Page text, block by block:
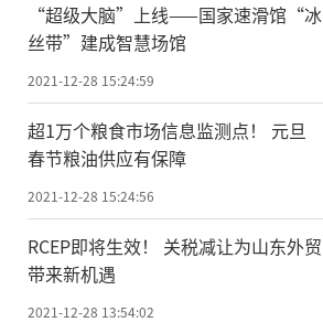
“超级大脑”上线——国家速滑馆“冰
丝带”建成智慧场馆
2021-12-28 15:24:59
超1万个粮食市场信息监测点！ 元旦
春节粮油供应有保障
2021-12-28 15:24:56
RCEP即将生效！ 关税减让为山东外贸
带来新机遇
2021-12-28 13:54:02